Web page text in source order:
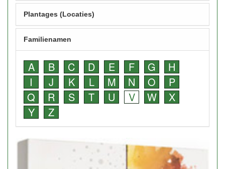
Plantages (Locaties)
Familienamen
A B C D E F G
H
I
J K L M N O
P
Q
R S T U V W
X
Y
Z